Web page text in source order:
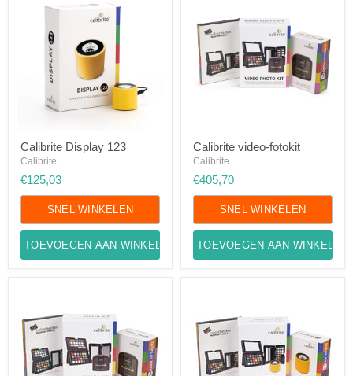
Display
123
Calibrite Display 123
Calibrite
€125,03
SNEL WINKELEN
TOEVOEGEN AAN WINKELWAGEN
video-
fotokit
Calibrite video-fotokit
Calibrite
€405,70
SNEL WINKELEN
TOEVOEGEN AAN